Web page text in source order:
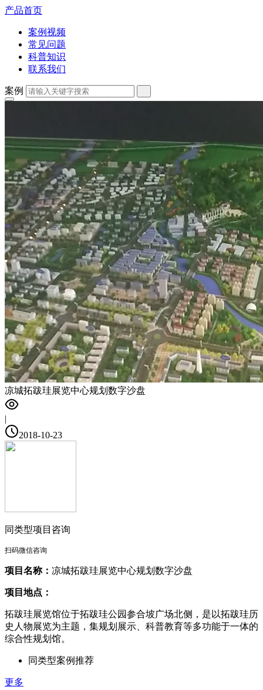
产品首页
案例视频
常见问题
科普知识
联系我们
案例
凉城拓跋珪展览中心规划数字沙盘
|
2018-10-23
同类型项目咨询
扫码微信咨询
项目名称： 凉城拓跋珪展览中心规划数字沙盘
项目地点：
拓跋珪展览馆位于拓跋珪公园参合坡广场北侧，是以拓跋珪历
史人物展览为主题，集规划展示、科普教育等多功能于一体的
综合性规划馆。
同类型案例推荐
更多